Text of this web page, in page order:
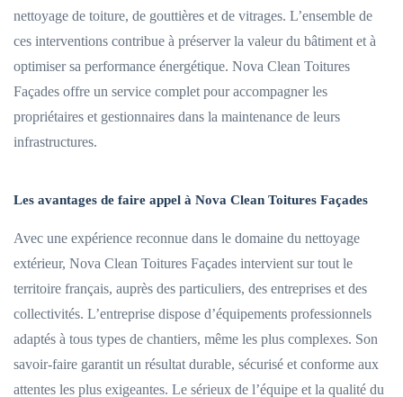
nettoyage de toiture, de gouttières et de vitrages. L’ensemble de
ces interventions contribue à préserver la valeur du bâtiment et à
optimiser sa performance énergétique. Nova Clean Toitures
Façades offre un service complet pour accompagner les
propriétaires et gestionnaires dans la maintenance de leurs
infrastructures.
Les avantages de faire appel à Nova Clean Toitures Façades
Avec une expérience reconnue dans le domaine du nettoyage
extérieur, Nova Clean Toitures Façades intervient sur tout le
territoire français, auprès des particuliers, des entreprises et des
collectivités. L’entreprise dispose d’équipements professionnels
adaptés à tous types de chantiers, même les plus complexes. Son
savoir-faire garantit un résultat durable, sécurisé et conforme aux
attentes les plus exigeantes. Le sérieux de l’équipe et la qualité du